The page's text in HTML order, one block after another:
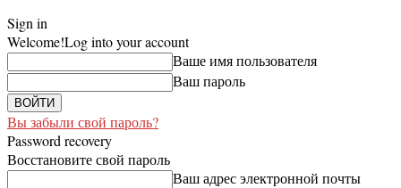
Sign in
Welcome!Log into your account
Ваше имя пользователя
Ваш пароль
Вы забыли свой пароль?
Password recovery
Восстановите свой пароль
Ваш адрес электронной почты